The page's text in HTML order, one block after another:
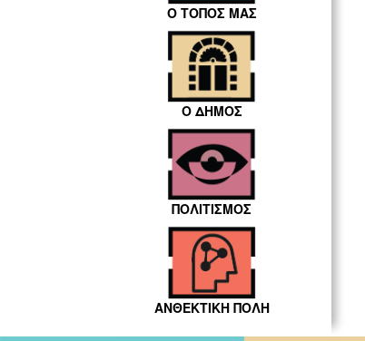
Ο ΤΟΠΟΣ ΜΑΣ
Ο ΔΗΜΟΣ
ΠΟΛΙΤΙΣΜΟΣ
ΑΝΘΕΚΤΙΚΗ ΠΟΛΗ